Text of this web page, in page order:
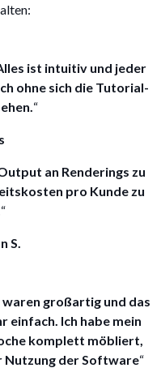
ist intuitiv und jeder
ohne sich die Tutorial-
“
an Renderings zu
pro Kunde zu
“
S.
großartig und das
einfach. Ich habe mein
komplett möbliert,
Nutzung der Software“